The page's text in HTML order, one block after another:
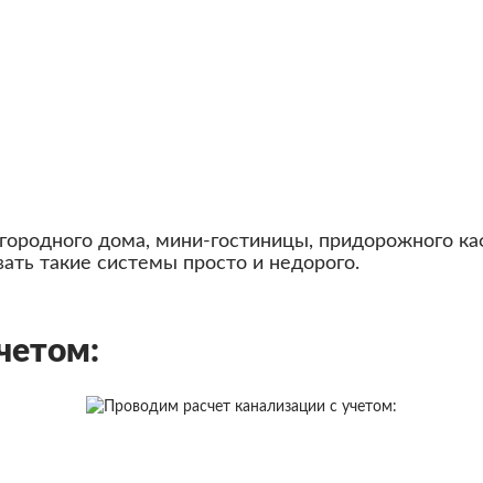
дома, мини-гостиницы, придорожного
такие системы просто и недорого.